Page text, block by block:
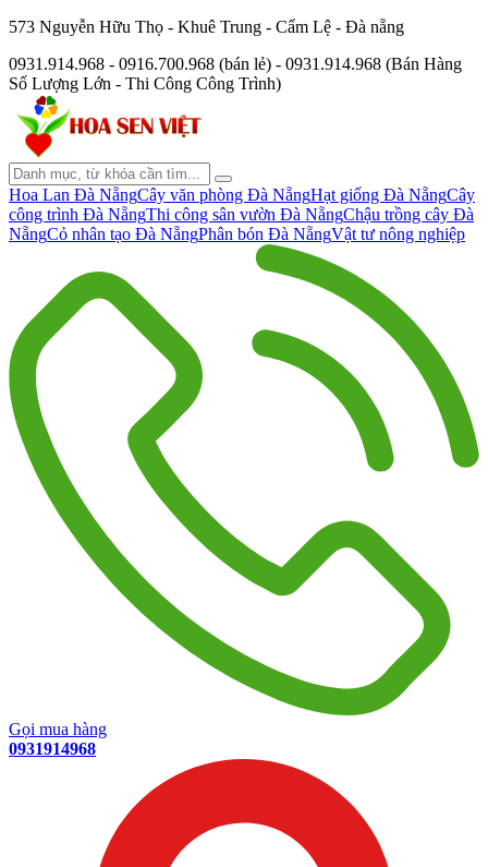
573 Nguyễn Hữu Thọ - Khuê Trung - Cẩm Lệ - Đà nẵng
0931.914.968 - 0916.700.968 (bán lẻ) - 0931.914.968 (Bán Hàng
Số Lượng Lớn - Thi Công Công Trình)
Hoa Lan Đà NẵngCây văn phòng Đà NẵngHạt giống Đà NẵngCây
công trình Đà NẵngThi công sân vườn Đà NẵngChậu trồng cây Đà
NẵngCỏ nhân tạo Đà NẵngPhân bón Đà NẵngVật tư nông nghiệp
Gọi mua hàng
0931914968